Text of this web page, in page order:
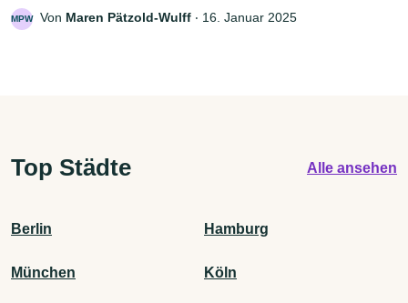
MPW Von Maren Pätzold-Wulff ‧ 16. Januar 2025
Top Städte Alle ansehen
Berlin Hamburg
München Köln